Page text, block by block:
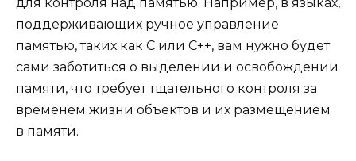
для контроля над памятью. Например, в языках,
поддерживающих ручное управление
памятью, таких как C или C++, вам нужно будет
сами заботиться о выделении и освобождении
памяти, что требует тщательного контроля за
временем жизни объектов и их размещением
в памяти.